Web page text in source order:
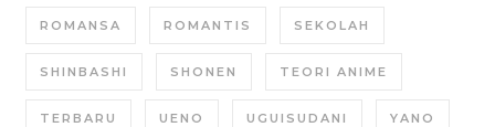
ROMANSA ROMANTIS SEKOLAH
SHINBASHI SHONEN TEORI ANIME
TERBARU UENO UGUISUDANI YANO